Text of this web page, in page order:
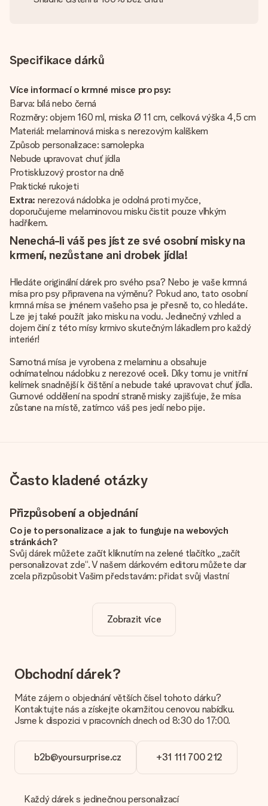
Specifikace dárků
Více informací o krmné misce pro psy:
Barva: bílá nebo černá
Rozměry: objem 160 ml, miska Ø 11 cm, celková výška 4,5 cm
Materiál: melaminová miska s nerezovým kalíškem
Způsob personalizace: samolepka
Nebude upravovat chuť jídla
Protiskluzový prostor na dně
Praktické rukojeti
Extra: nerezová nádobka je odolná proti myčce,
doporučujeme melaminovou misku čistit pouze vlhkým
hadříkem.
Nenechá-li váš pes jíst ze své osobní misky na
krmení, nezůstane ani drobek jídla!
Hledáte originální dárek pro svého psa? Nebo je vaše krmná
mísa pro psy připravena na výměnu? Pokud ano, tato osobní
krmná mísa se jménem vašeho psa je přesně to, co hledáte.
Lze jej také použít jako misku na vodu. Jedinečný vzhled a
dojem činí z této mísy krmivo skutečným lákadlem pro každý
interiér!
Samotná mísa je vyrobena z melaminu a obsahuje
odnímatelnou nádobku z nerezové oceli. Díky tomu je vnitřní
kelímek snadnější k čištění a nebude také upravovat chuť jídla.
Gumové oddělení na spodní straně misky zajišťuje, že mísa
zůstane na místě, zatímco váš pes jedí nebo pije.
Často kladené otázky
Přizpůsobení a objednání
Co je to personalizace a jak to funguje na webových
stránkách?
Svůj dárek můžete začít kliknutím na zelené tlačítko „začít
personalizovat zde“. V našem dárkovém editoru můžete dar
zcela přizpůsobit Vašim představám: přidat svůj vlastní
Je personalizace zahrnuta v ceně?
Jak zjistím, zda má moje fotografie správnou kvalitu?
spokojeni. Proto je důležité používat vysoce kvalitní
fotografie. Pokud si nejste jisti kvalitou snímku, kontaktujte
náš zákaznický servis a přiložte fotografii spolu s dárkem,
za vás!
Jaké formáty mohu nahrát?
technické nebo máte obrázek jiného formátu, který byste
Zobrazit více
Obchodní dárek?
Máte zájem o objednání větších čísel tohoto dárku?
Kontaktujte nás a získejte okamžitou cenovou nabídku.
Jsme k dispozici v pracovních dnech od 8:30 do 17:00.
b2b@yoursurprise.cz +31 111 700 212
Každý dárek s jedinečnou personalizací